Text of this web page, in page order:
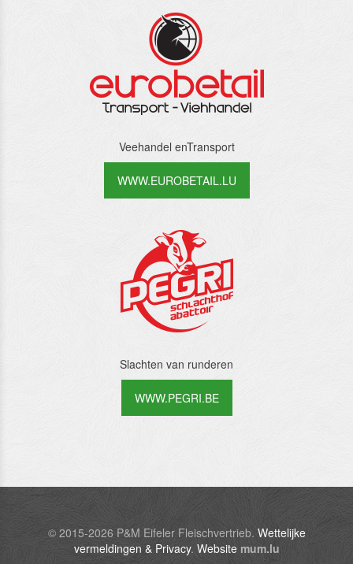
Veehandel enTransport
WWW.EUROBETAIL.LU
Slachten van runderen
WWW.PEGRI.BE
© 2015-2026 P&M Eifeler Fleischvertrieb. Wettelijke
vermeldingen & Privacy. Website mum.lu